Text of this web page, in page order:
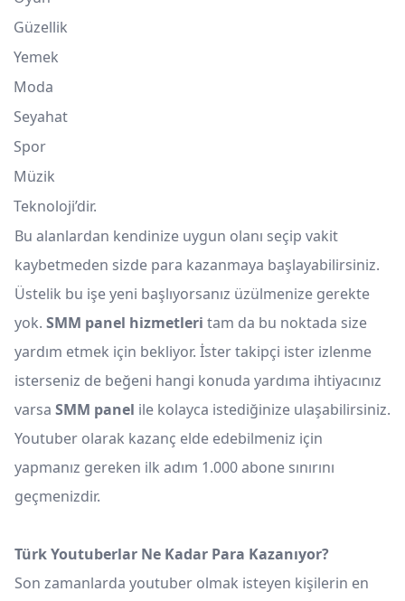
Güzellik
Yemek
Moda
Seyahat
Spor
Müzik
Teknoloji’dir.
Bu alanlardan kendinize uygun olanı seçip vakit
kaybetmeden sizde para kazanmaya başlayabilirsiniz.
Üstelik bu işe yeni başlıyorsanız üzülmenize gerekte
yok. SMM panel hizmetleri tam da bu noktada size
yardım etmek için bekliyor. İster takipçi ister izlenme
isterseniz de beğeni hangi konuda yardıma ihtiyacınız
varsa SMM panel ile kolayca istediğinize ulaşabilirsiniz.
Youtuber olarak kazanç elde edebilmeniz için
yapmanız gereken ilk adım 1.000 abone sınırını
geçmenizdir.
Türk Youtuberlar Ne Kadar Para Kazanıyor?
Son zamanlarda youtuber olmak isteyen kişilerin en